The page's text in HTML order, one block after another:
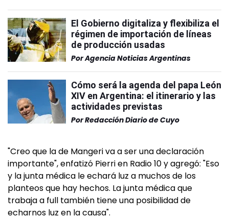
El Gobierno digitaliza y flexibiliza el
régimen de importación de líneas
de producción usadas
PorAgencia Noticias Argentinas
Cómo será la agenda del papa León
XIV en Argentina: el itinerario y las
actividades previstas
PorRedacción Diario de Cuyo
"Creo que la de Mangeri va a ser una declaración
importante", enfatizó Pierri en Radio 10 y agregó: "Eso
y la junta médica le echará luz a muchos de los
planteos que hay hechos. La junta médica que
trabaja a full también tiene una posibilidad de
echarnos luz en la causa".